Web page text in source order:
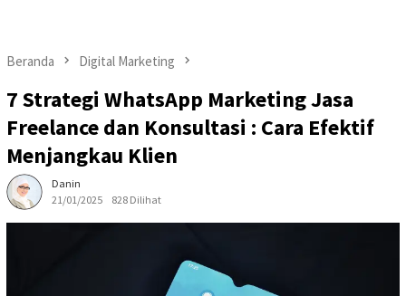
Beranda Digital Marketing
7 Strategi WhatsApp Marketing Jasa
Freelance dan Konsultasi : Cara Efektif
Menjangkau Klien
Danin
21/01/2025
828 Dilihat